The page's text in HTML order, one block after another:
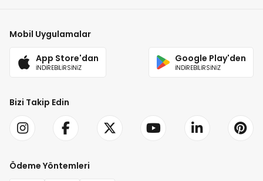
Mobil Uygulamalar
App Store'dan
İNDİREBİLİRSİNİZ
Google Play'den
İNDİREBİLİRSİNİZ
Bizi Takip Edin
Ödeme Yöntemleri